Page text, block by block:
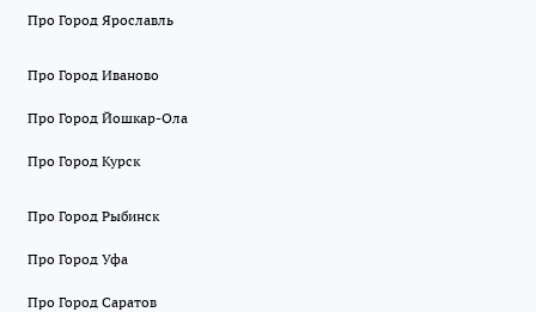
Про Город Ярославль
Про Город Иваново
Про Город Йошкар-Ола
Про Город Курск
Про Город Рыбинск
Про Город Уфа
Про Город Саратов